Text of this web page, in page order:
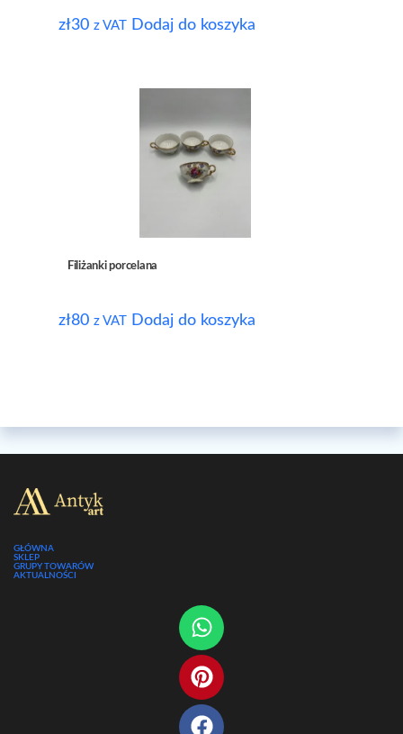
zł30 z VAT Dodaj do koszyka
Filiżanki porcelana
zł80 z VAT Dodaj do koszyka
GŁÓWNA
SKLEP
GRUPY TOWARÓW
AKTUALNOŚCI